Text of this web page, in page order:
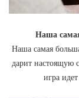
Наша
Наша самая
дарит настоящую
игра